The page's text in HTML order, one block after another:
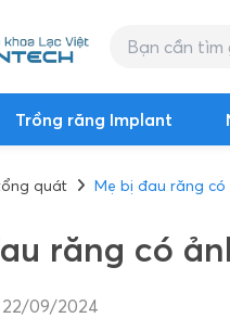
Trồng răng Implant
quát Mẹ bị đau răng có
răng có
22/09/2024